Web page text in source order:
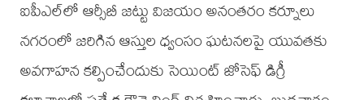
ఐపీఎల్‌లో ఆర్సీబీ జట్టు విజయం అనంతరం కర్నూలు
నగరంలో జరిగిన ఆస్తుల ధ్వంసం ఘటనలపై యువతకు
అవగాహన కల్పించేందుకు సెయింట్ జోసెఫ్ డిగ్రీ